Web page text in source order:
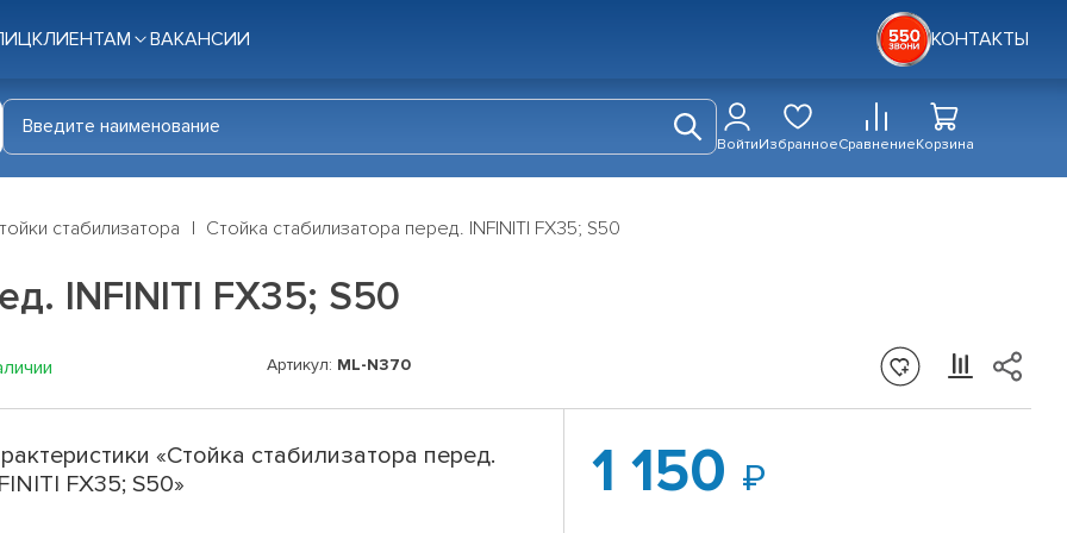
КЛИЕНТАМ ВАКАНСИИ КОНТАКТЫ
ВойтиИзбранноеСравнениеКорзина
стабилизатора Стойка стабилизатора перед. INFINITI FX35; S50
INFINITI FX35; S50
Артикул: ML-N370
«Стойка стабилизатора перед.
FX35; S50»
1 150